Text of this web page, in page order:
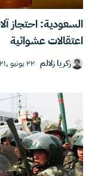
السعودية: احتجاز
اعتقالات عشوائية
زكريا زلالم ٢٢ يونيو ,٢٠٢١